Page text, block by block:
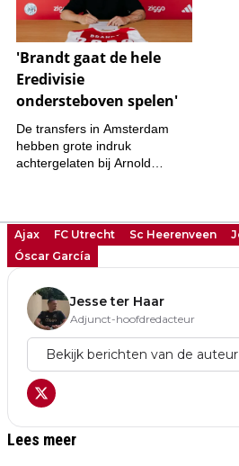
Ajax FC Utrecht Sc Heerenveen
Óscar García
Jesse ter Haar
Adjunct-hoofdredacteur
Bekijk berichten van de auteur
Lees meer